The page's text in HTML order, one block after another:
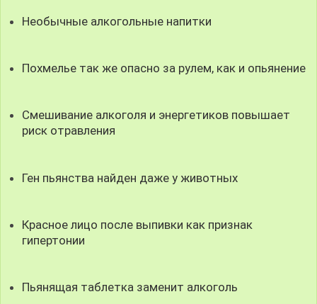
Необычные алкогольные напитки
Похмелье так же опасно за рулем, как и опьянение
Смешивание алкоголя и энергетиков повышает
риск отравления
Ген пьянства найден даже у животных
Красное лицо после выпивки как признак
гипертонии
Пьянящая таблетка заменит алкоголь